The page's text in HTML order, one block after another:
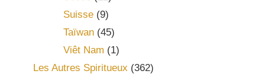
Suisse(9)
Taïwan(45)
Viêt Nam (1)
Les Autres Spiritueux (362)